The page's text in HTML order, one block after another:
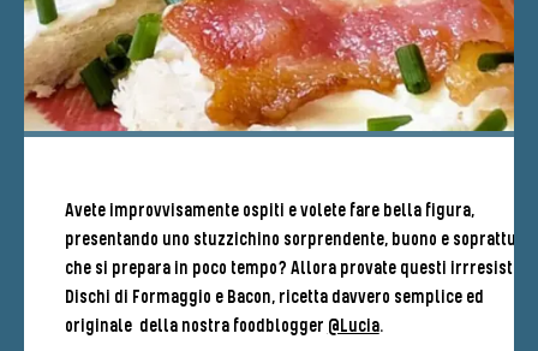
Avete improvvisamente ospiti e volete fare bella figura,
presentando uno stuzzichino sorprendente, buono e soprattutto
che si prepara in poco tempo? Allora provate questi
Dischi di Formaggio e Bacon, ricetta davvero semplice ed
originale della nostra foodblogger @Lucia.